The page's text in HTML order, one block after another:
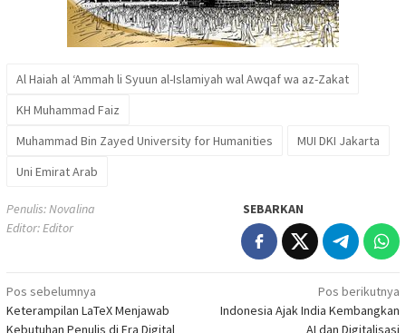
Al Haiah al ‘Ammah li Syuun al-Islamiyah wal Awqaf wa az-Zakat
KH Muhammad Faiz
Muhammad Bin Zayed University for Humanities
MUI DKI Jakarta
Uni Emirat Arab
Penulis: Novalina
Editor: Editor
SEBARKAN
Navigasi
pos
Pos sebelumnya
Keterampilan LaTeX Menjawab
Kebutuhan Penulis di Era Digital
Pos berikutnya
Indonesia Ajak India Kembangkan
AI dan Digitalisasi